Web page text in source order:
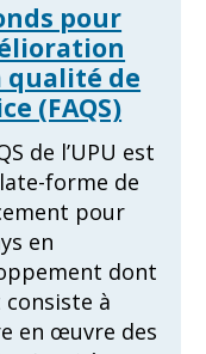
pour
qualité de
(FAQS)
de l’UPU est
forme de
pour
en
dont
à
en œuvre des